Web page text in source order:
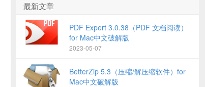
最新文章
PDF Expert 3.0.38（PDF 文档阅读）
for Mac中文破解版
2023-05-07
BetterZip 5.3（压缩/解压缩软件）for
Mac中文破解版